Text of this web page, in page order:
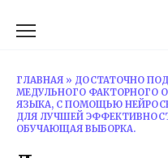
ГЛАВНАЯ » ДОСТАТОЧНО
МЕДУЛЬНОГО ФАКТОРНОГО
ЯЗЫКА, С ПОМОЩЬЮ
ДЛЯ ЛУЧШЕЙ
ОБУЧАЮЩАЯ ВЫБОРКА.